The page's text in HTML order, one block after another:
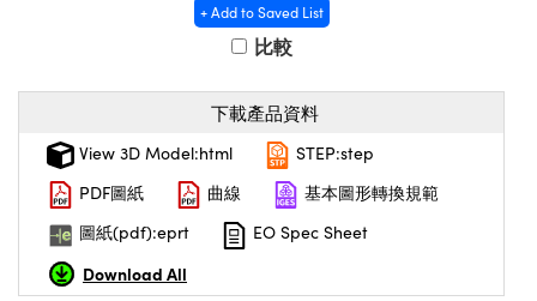
Components | SCHOTT 光學
(UFI)
+ Add to Saved List
比較
下載產品資料
View 3D Model:html
STEP:step
PDF圖紙
曲線
基本圖形轉換規範
圖紙(pdf):eprt
EO Spec Sheet
Download All